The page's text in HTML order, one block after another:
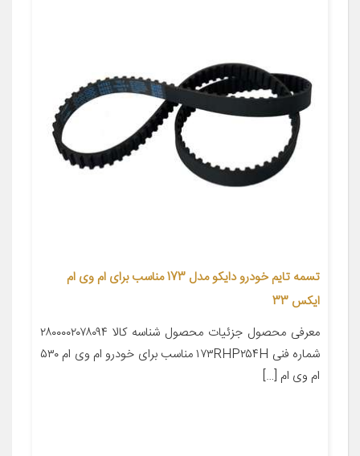
تسمه تایم خودرو دایکو مدل 173 مناسب برای ام وی ام
ایکس 33
معرفی محصول جزئیات محصول شناسه کالا ۲۸۰۰۰۰۲۰۷۸۰۹۴
شماره فنی ۱۷۳RHP۲۵۴H مناسب برای خودرو ام وی ام ۵۳۰
ام وی ام […]